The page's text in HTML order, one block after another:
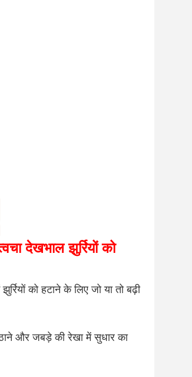
देखभाल झुर्रियों को
झुर्रियों को हटाने के लिए जो या तो बढ़ी
और जबड़े की रेखा में सुधार का